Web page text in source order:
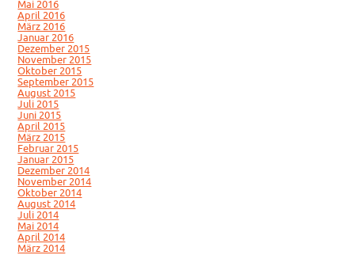
Mai 2016
April 2016
März 2016
Januar 2016
Dezember 2015
November 2015
Oktober 2015
September 2015
August 2015
Juli 2015
Juni 2015
April 2015
März 2015
Februar 2015
Januar 2015
Dezember 2014
November 2014
Oktober 2014
August 2014
Juli 2014
Mai 2014
April 2014
März 2014